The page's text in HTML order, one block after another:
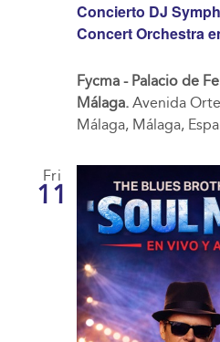
Concierto DJ
Concert Orchestra
Fycma - Palacio de
Málaga. Avenida
Málaga, Málaga,
Fri
11